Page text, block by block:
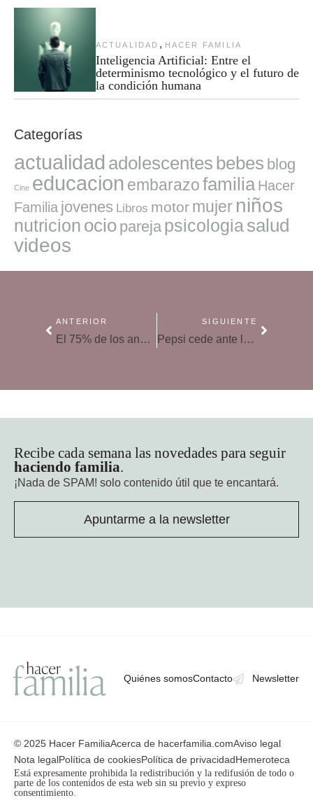
ACTUALIDAD , HACER FAMILIA
Inteligencia Artificial: Entre el
determinismo tecnológico y el futuro de
la condición humana
Categorías
actualidad adolescentes bebes blog
Cine educacion embarazofamilia Hacer
Familia jovenes Libros motor mujer niños
nutricion ocio pareja psicologiasalud
videos
ANTERIOR
El 75% de los ancianos presenta fragilidad, pero no sólo por cuestiones médicas
SIGUIENTE
Pepsi cede ante las presiones pro vida y deja de investigar con tejidos de embriones
Recibe cada semana las novedades para seguir
haciendo familia.
¡Nada de SPAM! solo contenido útil que te encantará.
Apuntarme a la newsletter
Quiénes somosContacto Newsletter
© 2025 Hacer FamiliaAcerca de hacerfamilia.comAviso legal
Nota legalPolítica de cookiesPolítica de privacidadHemeroteca
Está expresamente prohibida la redistribución y la redifusión de todo o
parte de los contenidos de esta web sin su previo y expreso
consentimiento.